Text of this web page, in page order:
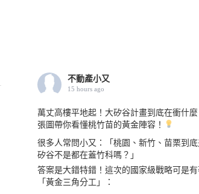
不動產小又
15 hours ago
萬丈高樓平地起！大矽谷計畫到底在衝什
張圖帶你看懂桃竹苗的黃金陣容！
很多人常問小又：「桃園、新竹、苗栗到
矽谷不是都在蓋竹科嗎？」
答案是大錯特錯！這次的國家級戰略可是
「黃金三角分工」：